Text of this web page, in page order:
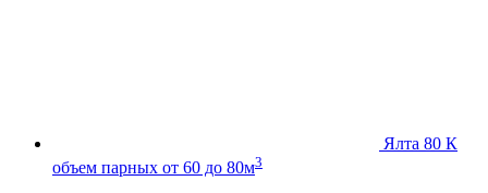
Ялта 80 К
объем парных от 60 до 80м3